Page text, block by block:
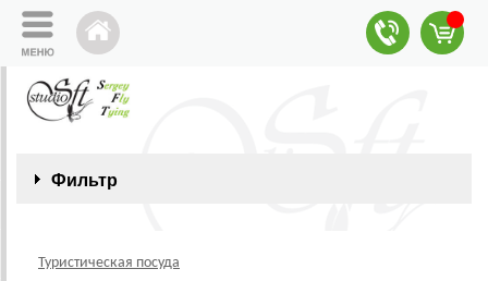
Фильтр
Туристическая посуда